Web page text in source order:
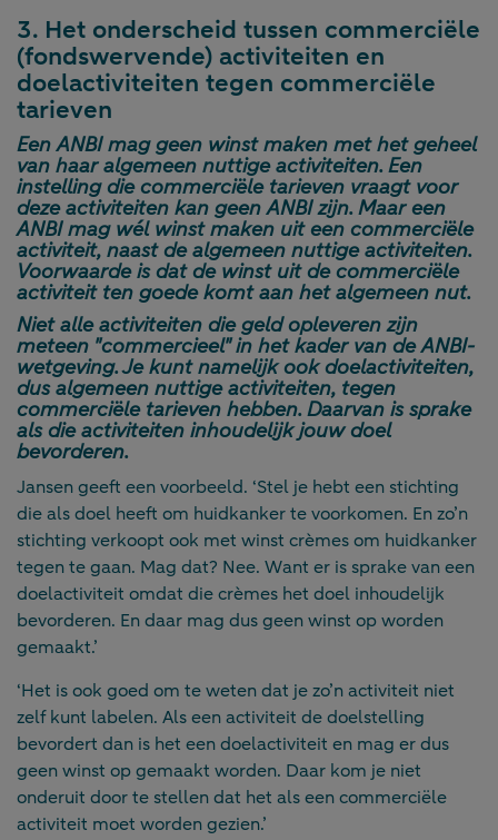
3. Het onderscheid tussen commerciële
(fondswervende) activiteiten en
doelactiviteiten tegen commerciële
tarieven
Een ANBI mag geen winst maken met het geheel
van haar algemeen nuttige activiteiten. Een
instelling die commerciële tarieven vraagt voor
deze activiteiten kan geen ANBI zijn. Maar een
ANBI mag wél winst maken uit een commerciële
activiteit, naast de algemeen nuttige activiteiten.
Voorwaarde is dat de winst uit de commerciële
activiteit ten goede komt aan het algemeen nut.
Niet alle activiteiten die geld opleveren zijn
meteen "commercieel" in het kader van de ANBI-
wetgeving. Je kunt namelijk ook doelactiviteiten,
dus algemeen nuttige activiteiten, tegen
commerciële tarieven hebben. Daarvan is sprake
als die activiteiten inhoudelijk jouw doel
bevorderen.
Jansen geeft een voorbeeld. ‘Stel je hebt een stichting
die als doel heeft om huidkanker te voorkomen. En zo’n
stichting verkoopt ook met winst crèmes om huidkanker
tegen te gaan. Mag dat? Nee. Want er is sprake van een
doelactiviteit omdat die crèmes het doel inhoudelijk
bevorderen. En daar mag dus geen winst op worden
gemaakt.’
‘Het is ook goed om te weten dat je zo’n activiteit niet
zelf kunt labelen. Als een activiteit de doelstelling
bevordert dan is het een doelactiviteit en mag er dus
geen winst op gemaakt worden. Daar kom je niet
onderuit door te stellen dat het als een commerciële
activiteit moet worden gezien.’